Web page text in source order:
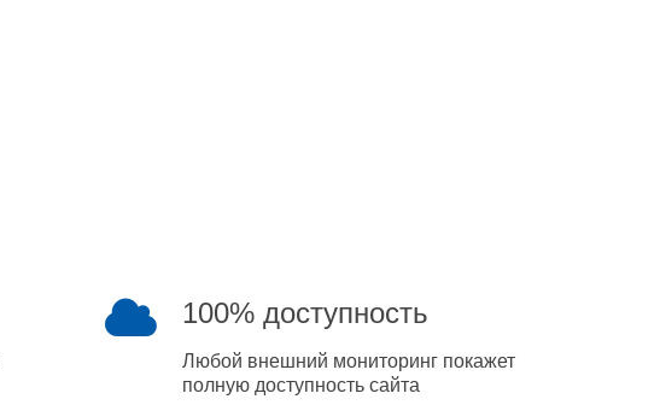
100% доступность
Любой внешний мониторинг покажет
полную доступность сайта